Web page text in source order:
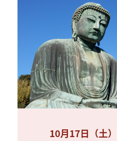
10月17日（土